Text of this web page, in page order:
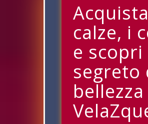
calze, i
e scopri
segreto